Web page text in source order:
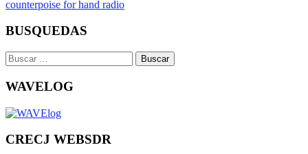
counterpoise for hand radio
BUSQUEDAS
Buscar:
WAVELOG
CRECJ WEBSDR